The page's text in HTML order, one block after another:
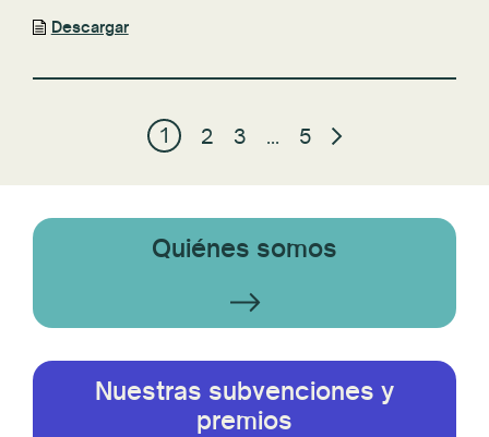
Descargar
1 2 3 ... 5
Quiénes somos
Nuestras subvenciones y
premios